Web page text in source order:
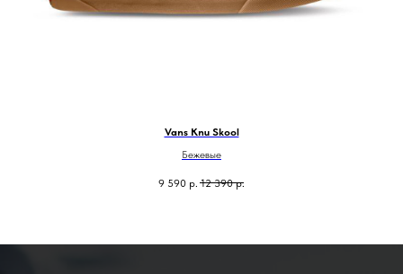
Vans Knu Skool
Бежевые
9 590 р. 12 390 р.